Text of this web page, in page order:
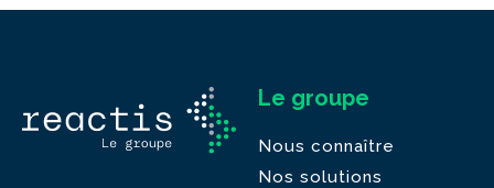
Le groupe
Nous connaître
Nos solutions